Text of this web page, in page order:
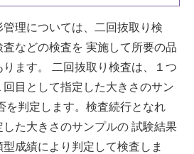
理については、二回抜取り検
などの検査を 実施して所要の品
ます。 二回抜取り検査は、１つ
目として指定した大きさのサン
を判定します。検査続行となれ
た大きさのサンプルの 試験結果
成績により判定して検査しま